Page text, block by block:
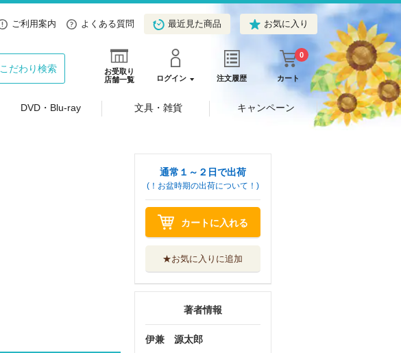
ご利用案内 よくある質問 最近見た商品 お気に入り
お受取り
店舗一覧
ログイン 注文履歴 カート
0
こだわり検索
DVD・Blu-ray 文具・雑貨 キャンペーン
通常１～２日で出荷
(！お盆時期の出荷について！)
カートに入れる
★お気に入りに追加
著者情報
伊兼 源太郎